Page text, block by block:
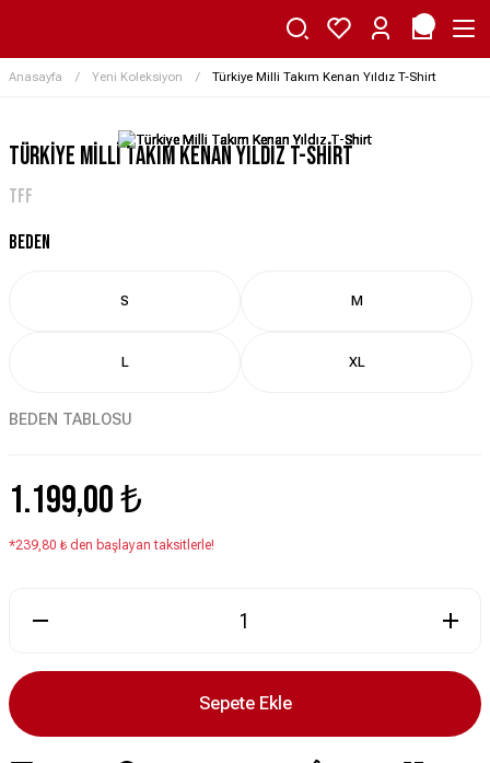
Anasayfa Yeni Koleksiyon Türkiye Milli Takım Kenan Yıldız T-Shirt
Türkiye Milli Takım Kenan Yıldız T-Shirt
TFF
BEDEN
S M
L XL
BEDEN TABLOSU
1.199,00 ₺
*239,80 ₺ den başlayan taksitlerle!
Sepete Ekle